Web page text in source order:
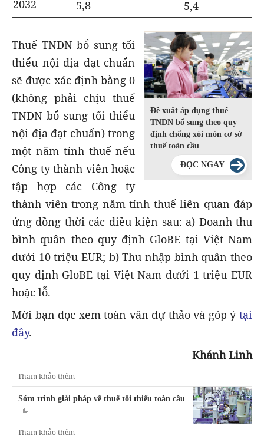
2032 5,8 5,4
Đề xuất áp dụng thuế
TNDN bổ sung theo quy
định chống xói mòn cơ sở
thuế toàn cầu
ĐỌC NGAY
Thuế TNDN bổ sungtối
thiểu nội địa đạt chuẩn
sẽ được xác định bằng 0
(không phải chịu thuế
TNDN bổ sung tối thiểu
nội địa đạt chuẩn) trong
một năm tính thuế nếu
Công ty thành viên hoặc
tập hợp các Công ty
thành viên trong năm tính thuế liên quan đáp
ứng đồng thời các điều kiện sau: a) Doanh thu
bình quân theo quy định GloBE tại Việt Nam
dưới 10 triệu EUR; b) Thu nhập bình quân theo
quy định GloBE tại Việt Nam dưới 1 triệu EUR
hoặc lỗ.
Mời bạn đọc xem toàn văn dự thảo và góp ý tại
đây.
Khánh Linh
Tham khảo thêm
Sớm trình giải pháp về thuế tối thiểu toàn cầu
Tham khảo thêm